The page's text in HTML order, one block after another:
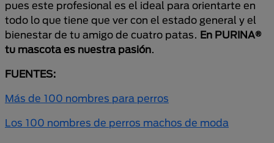
pues este profesional es el ideal para orientarte en
todo lo que tiene que ver con el estado general y el
bienestar de tu amigo de cuatro patas. En PURINA®
tu mascota es nuestra pasión.
FUENTES:
Más de 100 nombres para perros
Los 100 nombres de perros machos de moda